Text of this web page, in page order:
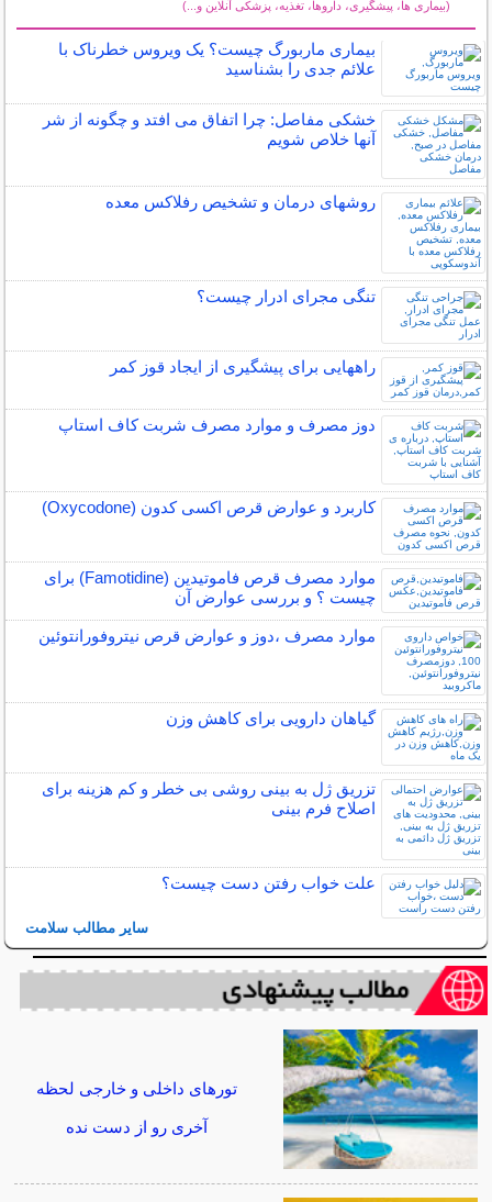
(بیماری ها، پیشگیری، داروها، تغذیه، پزشکی آنلاین و...)
بیماری ماربورگ چیست؟ یک ویروس خطرناک با
علائم جدی را بشناسید
خشکی مفاصل: چرا اتفاق می افتد و چگونه از شر
آنها خلاص شویم
روشهای درمان و تشخیص رفلاکس معده
تنگی مجرای ادرار چیست؟
راههایی برای پیشگیری از ایجاد قوز کمر
دوز مصرف و موارد مصرف شربت کاف استاپ
کاربرد و عوارض قرص اکسی کدون (Oxycodone)
موارد مصرف قرص فاموتیدین (Famotidine) برای
چیست ؟ و بررسی عوارض آن
موارد مصرف ،دوز و عوارض قرص نیتروفورانتوئین
گیاهان دارویی برای کاهش وزن
تزریق ژل به بینی روشی بی خطر و کم هزینه برای
اصلاح فرم بینی
علت خواب رفتن دست چیست؟
سایر مطالب سلامت
تورهای داخلی و خارجی لحظه
آخری رو از دست نده